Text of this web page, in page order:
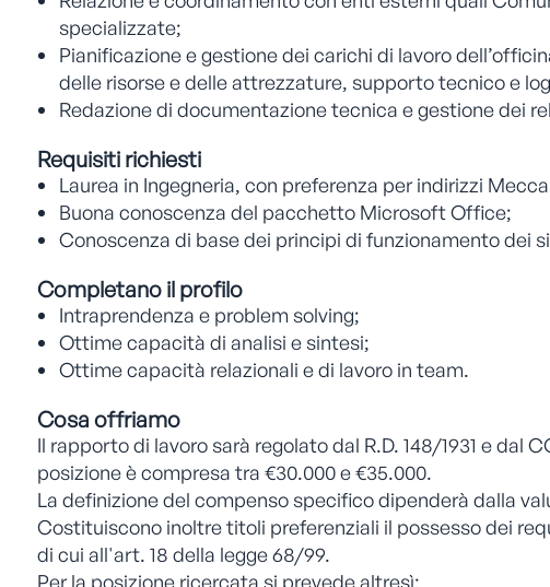
specializzate;
Pianificazione e gestione dei carichi di lavoro
delle risorse e delle attrezzature, supporto tecnico e
Redazione di documentazione tecnica e gestione dei
Requisiti richiesti
Laurea in Ingegneria, con preferenza per indirizzi
Buona conoscenza del pacchetto Microsoft Office;
Conoscenza di base dei principi di funzionamento dei
Completano il profilo
Intraprendenza e problem solving;
Ottime capacità di analisi e sintesi;
Ottime capacità relazionali e di lavoro in team.
Cosa offriamo
Il rapporto di lavoro sarà regolato dal R.D. 148/1931 e dal
posizione è compresa tra €30.000 e €35.000.
La definizione del compenso specifico dipenderà dalla
Costituiscono inoltre titoli preferenziali il possesso dei
di cui all'art. 18 della legge 68/99.
Per la posizione ricercata si prevede altresì: